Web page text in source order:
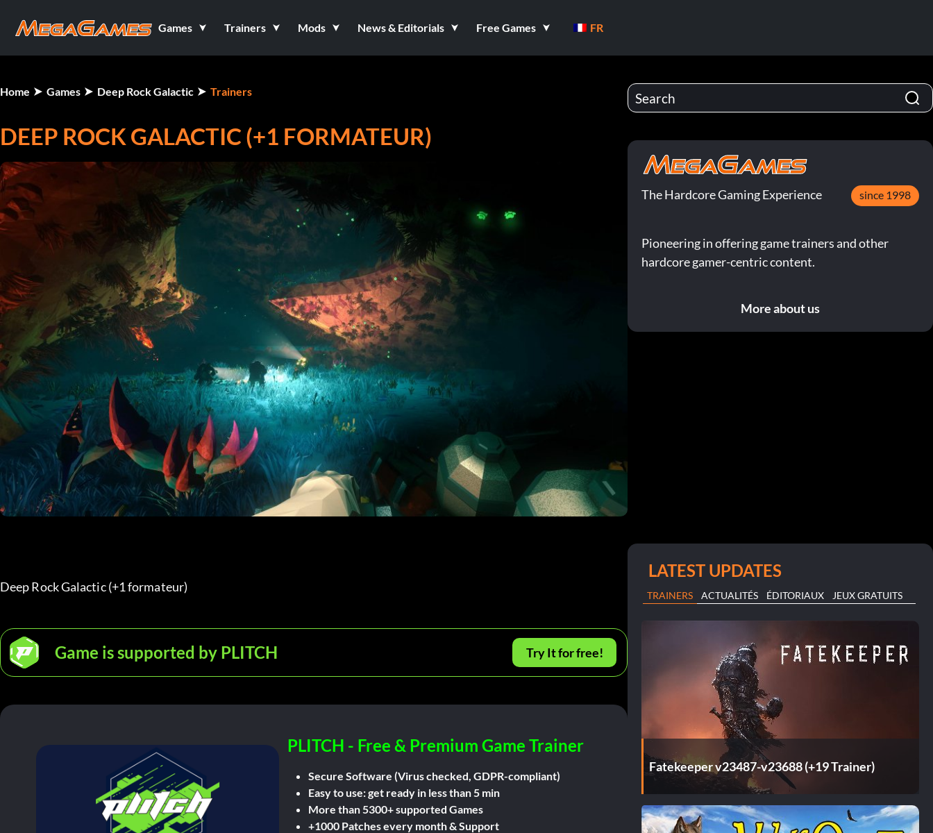
Games Trainers Mods News & Editorials Free Games FR
Home Games Deep Rock Galactic Trainers
DEEP ROCK GALACTIC (+1 FORMATEUR)
Deep Rock Galactic (+1 formateur)
Game is supported by PLITCH Try It for free!
PLITCH - Free & Premium Game Trainer
Secure Software (Virus checked, GDPR-compliant)
Easy to use: get ready in less than 5 min
More than 5300+ supported Games
+1000 Patches every month & Support
The Hardcore Gaming Experience since 1998
Pioneering in offering game trainers and other
hardcore gamer-centric content.
More about us
LATEST UPDATES
TRAINERS ACTUALITÉS ÉDITORIAUX JEUX GRATUITS
Fatekeeper v23487-v23688 (+19 Trainer)